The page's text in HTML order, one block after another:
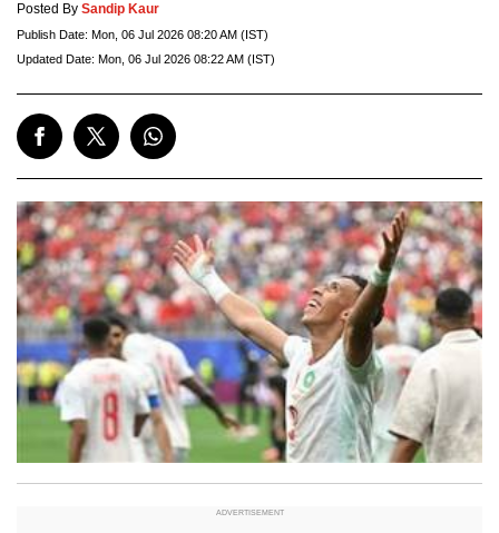
Posted By Sandip Kaur
Publish Date: Mon, 06 Jul 2026 08:20 AM (IST)
Updated Date: Mon, 06 Jul 2026 08:22 AM (IST)